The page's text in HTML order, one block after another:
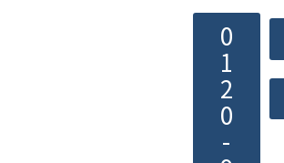
0
1
2
0
-